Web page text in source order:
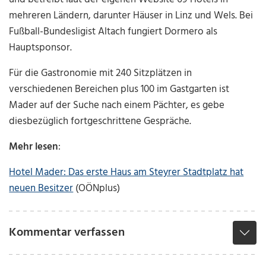
mehreren Ländern, darunter Häuser in Linz und Wels. Bei
Fußball-Bundesligist Altach fungiert Dormero als
Hauptsponsor.
Für die Gastronomie mit 240 Sitzplätzen in
verschiedenen Bereichen plus 100 im Gastgarten ist
Mader auf der Suche nach einem Pächter, es gebe
diesbezüglich fortgeschrittene Gespräche.
Mehr lesen:
Hotel Mader: Das erste Haus am Steyrer Stadtplatz hat
neuen Besitzer(OÖNplus)
Kommentar verfassen